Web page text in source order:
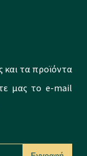
και τα προϊόντα
μας το e-mail